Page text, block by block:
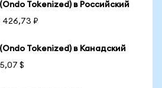
(Ondo Tokenized) в Российский
426,73 ₽
(Ondo Tokenized) в Канадский
$